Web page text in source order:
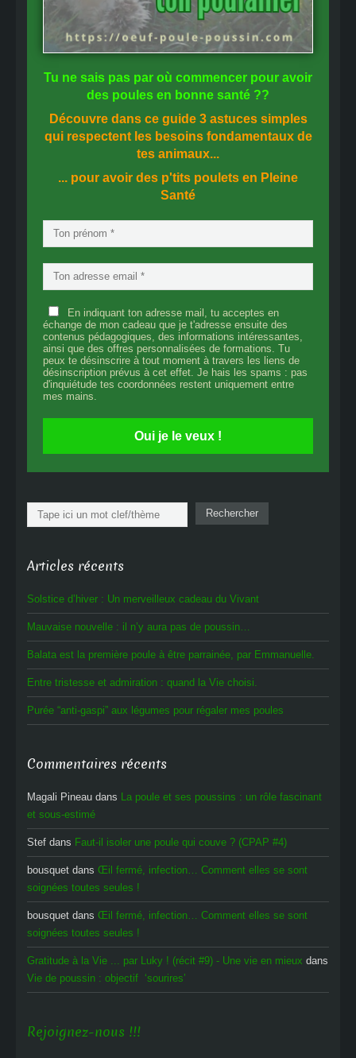
Tu ne sais pas par où commencer pour avoir
des poules en bonne santé ??
Découvre dans ce guide 3 astuces simples
qui respectent les besoins fondamentaux de
tes animaux...
... pour avoir des p'tits poulets en Pleine
Santé
En indiquant ton adresse mail, tu acceptes en
échange de mon cadeau que je t'adresse ensuite des
contenus pédagogiques, des informations intéressantes,
ainsi que des offres personnalisées de formations. Tu
peux te désinscrire à tout moment à travers les liens de
désinscription prévus à cet effet. Je hais les spams : pas
d'inquiétude tes coordonnées restent uniquement entre
mes mains.
Oui je le veux !
Rechercher Rechercher
Articles récents
Solstice d’hiver : Un merveilleux cadeau du Vivant
Mauvaise nouvelle : il n’y aura pas de poussin…
Balata est la première poule à être parrainée, par Emmanuelle.
Entre tristesse et admiration : quand la Vie choisi.
Purée “anti-gaspi” aux légumes pour régaler mes poules
Commentaires récents
Magali Pineau dans La poule et ses poussins : un rôle fascinant
et sous-estimé
Stef dans Faut-il isoler une poule qui couve ? (CPAP #4)
bousquet dans Œil fermé, infection… Comment elles se sont
soignées toutes seules !
bousquet dans Œil fermé, infection… Comment elles se sont
soignées toutes seules !
Gratitude à la Vie ... par Luky ! (récit #9) - Une vie en mieux dans
Vie de poussin : objectif ‘sourires’
Rejoignez-nous !!!